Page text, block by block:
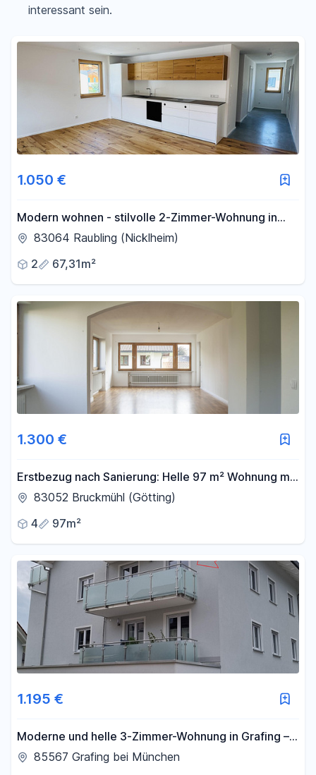
m²
Filter für Fläche zurücksetzen
interessant sein.
1.050 €
Modern wohnen - stilvolle 2-Zimmer-Wohnung in
hochwertigem Neubau
83064 Raubling (Nicklheim)
2
67,31m²
1.300 €
Erstbezug nach Sanierung: Helle 97 m² Wohnung mit
Südbalkon, Kellerraum und Garage
83052 Bruckmühl (Götting)
4
97m²
1.195 €
Moderne und helle 3-Zimmer-Wohnung in Grafing –
Top-Anbindung, S-Bahn 2 Min.
85567 Grafing bei München